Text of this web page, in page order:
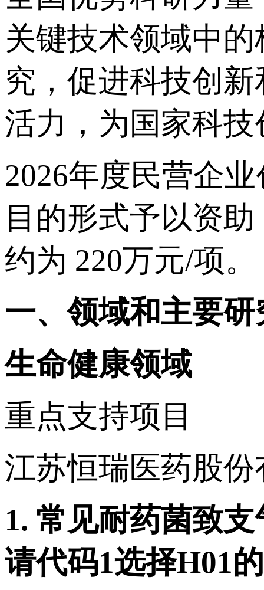
关键技术领域中
究，促进科技创
活力，为国家科
2026年度民营企
目的形式予以资
约为 220万元/项。
一、领域和主要研
生命健康领域
重点支持项目
江苏恒瑞医药股
1. 常见耐药菌致
请代码1选择H01